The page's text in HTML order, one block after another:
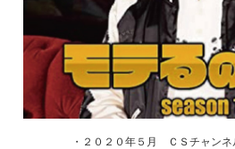
・２０２０年５月 ＣＳチャン